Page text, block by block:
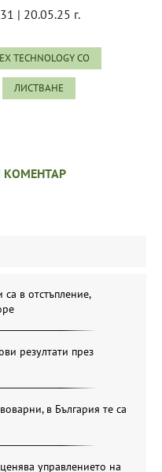
| 20.05.25 г.
TECHNOLOGY CO
ЛИСТВАНЕ
в отстъпление,
резултати през
в България те са
управлението на